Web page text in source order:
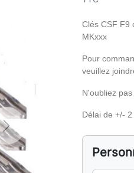
Next
Clés CSF F9
MKxxx
Pour
veuillez
N'oubliez pas
Délai de +/-